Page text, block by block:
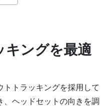
キングを最適
トラッキングを採用して
、ヘッドセットの向きを調